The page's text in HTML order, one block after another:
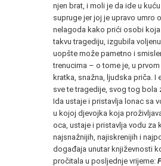
njen brat, i moli je da ide u
supruge jer joj je upravo umro
nelagoda kako prići osobi
takvu tragediju, izgubila
uopšte može pametno i
trenucima – o tome je, u prvom
kratka, snažna, ljudska priča. I
sve te tragedije, svog tog bola
Ida ustaje i pristavlja lonac sa
u kojoj djevojka koja
oca, ustaje i pristavlja vodu za
najsnažnijih, najiskrenijih i
događaja unutar književnosti
pročitala u posljednje vrijeme: